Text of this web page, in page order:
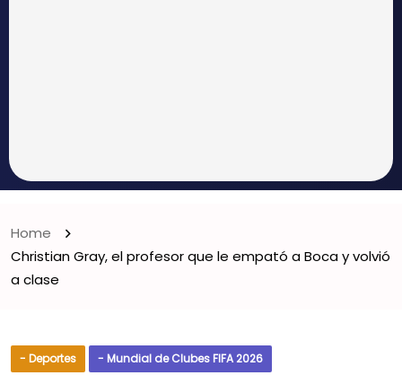
Home
Christian Gray, el profesor que le empató a Boca y volvió
a clase
- Deportes - Mundial de Clubes FIFA 2026